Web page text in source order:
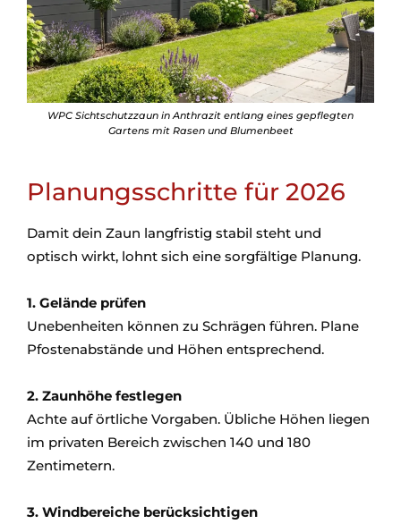
WPC Sichtschutzzaun in Anthrazit entlang eines gepflegten
Gartens mit Rasen und Blumenbeet
Planungsschritte für 2026
Damit dein Zaun langfristig stabil steht und
optisch wirkt, lohnt sich eine sorgfältige Planung.
1. Gelände prüfen
Unebenheiten können zu Schrägen führen. Plane
Pfostenabstände und Höhen entsprechend.
2. Zaunhöhe festlegen
Achte auf örtliche Vorgaben. Übliche Höhen liegen
im privaten Bereich zwischen 140 und 180
Zentimetern.
3. Windbereiche berücksichtigen